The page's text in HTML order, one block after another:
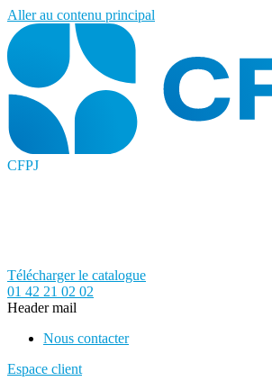
Aller au contenu principal
CFPJ
Télécharger le catalogue
01 42 21 02 02
Header mail
Nous contacter
Espace client